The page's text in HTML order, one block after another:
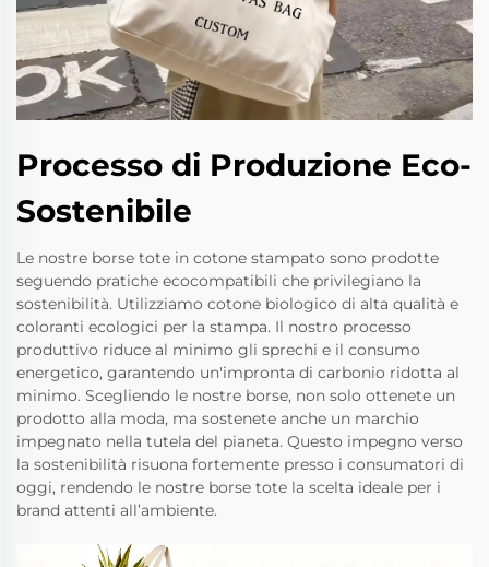
Processo di Produzione Eco-
Sostenibile
Le nostre borse tote in cotone stampato sono prodotte
seguendo pratiche ecocompatibili che privilegiano la
sostenibilità. Utilizziamo cotone biologico di alta qualità e
coloranti ecologici per la stampa. Il nostro processo
produttivo riduce al minimo gli sprechi e il consumo
energetico, garantendo un'impronta di carbonio ridotta al
minimo. Scegliendo le nostre borse, non solo ottenete un
prodotto alla moda, ma sostenete anche un marchio
impegnato nella tutela del pianeta. Questo impegno verso
la sostenibilità risuona fortemente presso i consumatori di
oggi, rendendo le nostre borse tote la scelta ideale per i
brand attenti all’ambiente.